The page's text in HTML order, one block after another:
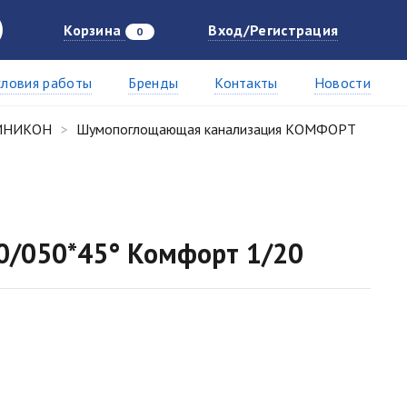
Корзина 0 Вход/Регистрация
работы Бренды Контакты Новости
Шумопоглощающая канализация КОМФОРТ
050*45° Комфорт 1/20